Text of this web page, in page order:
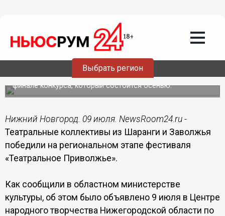
Выбрать регион
Названы победители регионального
этапа фестиваля «Театральное
Приволжье»
Победители представят Нижегородскую область в
финале конкурса, который состоится осенью.
Нижний Новгород. 09 июля. NewsRoom24.ru -
Театральные коллективы из Шаранги и Заволжья
победили на региональном этапе фестиваля
«Театральное Приволжье».
Как сообщили в областном министерстве
культуры, об этом было объявлено 9 июля в Центре
народного творчества Нижегородской области по